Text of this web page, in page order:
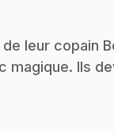
leur copain
Ils